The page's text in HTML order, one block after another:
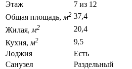
Этаж
7 из 12
Общая площадь, м2 37,4
Жилая, м2
20,4
Кухня, м2
9,5
Лоджия
Есть
Санузел
Раздельный